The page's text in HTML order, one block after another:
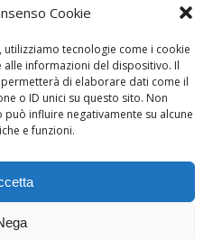
Cookie
tecnologie come i cookie
informazioni del dispositivo. Il
di elaborare dati come il
o ID unici su questo sito. Non
influire negativamente su alcune
e funzioni.
748 6635